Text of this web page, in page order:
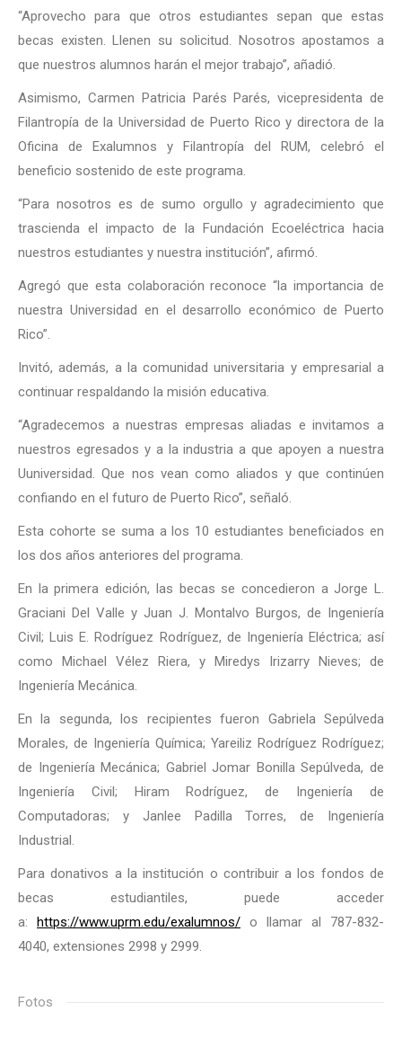
“Aprovecho para que otros estudiantes sepan que estas
becas existen. Llenen su solicitud. Nosotros apostamos a
que nuestros alumnos harán el mejor trabajo”, añadió.
Asimismo, Carmen Patricia Parés Parés, vicepresidenta de
Filantropía de la Universidad de Puerto Rico y directora de la
Oficina de Exalumnos y Filantropía del RUM, celebró el
beneficio sostenido de este programa.
“Para nosotros es de sumo orgullo y agradecimiento que
trascienda el impacto de la Fundación Ecoeléctrica hacia
nuestros estudiantes y nuestra institución”, afirmó.
Agregó que esta colaboración reconoce “la importancia de
nuestra Universidad en el desarrollo económico de Puerto
Rico”.
Invitó, además, a la comunidad universitaria y empresarial a
continuar respaldando la misión educativa.
“Agradecemos a nuestras empresas aliadas e invitamos a
nuestros egresados y a la industria a que apoyen a nuestra
Uuniversidad. Que nos vean como aliados y que continúen
confiando en el futuro de Puerto Rico”, señaló.
Esta cohorte se suma a los 10 estudiantes beneficiados en
los dos años anteriores del programa.
En la primera edición, las becas se concedieron a Jorge L.
Graciani Del Valle y Juan J. Montalvo Burgos, de Ingeniería
Civil; Luis E. Rodríguez Rodríguez, de Ingeniería Eléctrica; así
como Michael Vélez Riera, y Miredys Irizarry Nieves; de
Ingeniería Mecánica.
En la segunda, los recipientes fueron Gabriela Sepúlveda
Morales, de Ingeniería Química; Yareiliz Rodríguez Rodríguez;
de Ingeniería Mecánica; Gabriel Jomar Bonilla Sepúlveda, de
Ingeniería Civil; Hiram Rodríguez, de Ingeniería de
Computadoras; y Janlee Padilla Torres, de Ingeniería
Industrial.
Para donativos a la institución o contribuir a los fondos de
becas estudiantiles, puede acceder
a: https://www.uprm.edu/exalumnos/ o llamar al 787-832-
4040, extensiones 2998 y 2999.
Fotos